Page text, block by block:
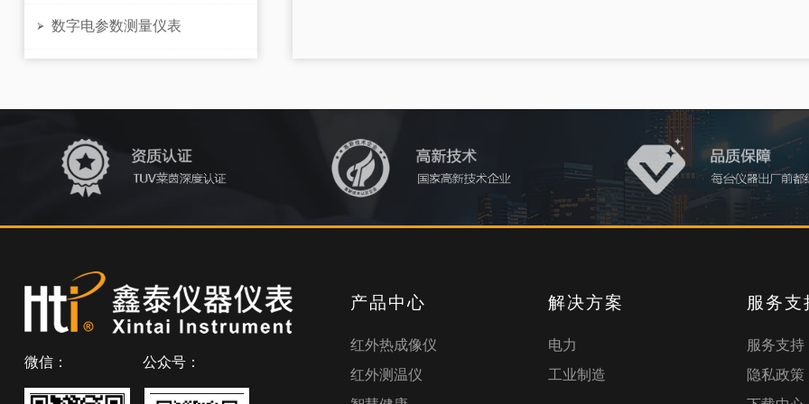
 数字电参数测量仪表
微信： 公众号：
产品中心
红外热成像仪
红外测温仪
解决方案
电力
工业制造
服务支
服务支持
隐私政策